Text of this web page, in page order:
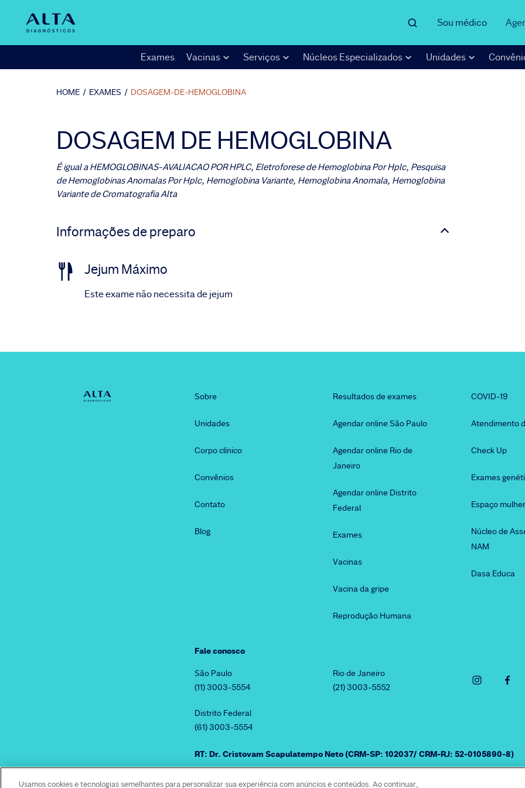
Sou médico
Exames Vacinas Serviços Núcleos Especializados Unidades
HOME / EXAMES / DOSAGEM-DE-HEMOGLOBINA
DOSAGEM DE HEMOGLOBINA
É igual a HEMOGLOBINAS-AVALIACAO POR HPLC, Eletroforese de Hemoglobina Por Hplc, Pesquisa
de Hemoglobinas Anomalas Por Hplc, Hemoglobina Variante, Hemoglobina Anomala, Hemoglobina
Variante de Cromatografia Alta
Informações de preparo
Jejum Máximo
Este exame não necessita de jejum
Sobre
Unidades
Corpo clínico
Convênios
Contato
Blog
Resultados de exames
Agendar online São Paulo
Agendar online Rio de
Janeiro
Agendar online Distrito
Federal
Exames
Vacinas
Vacina da gripe
Reprodução Humana
COVID-19
Atendimento
Check Up
Exames
Espaço mulher
Núcleo de
NAM
Dasa Educa
Fale conosco
São Paulo
(11) 3003-5554
Rio de Janeiro
(21) 3003-5552
Distrito Federal
(61) 3003-5554
RT: Dr. Cristovam Scapulatempo Neto (CRM-SP: 102037/ CRM-RJ: 52-0105890-8)
Usamos cookies e tecnologias semelhantes para personalizar sua experiência com anúncios e conteúdos. Ao continuar,